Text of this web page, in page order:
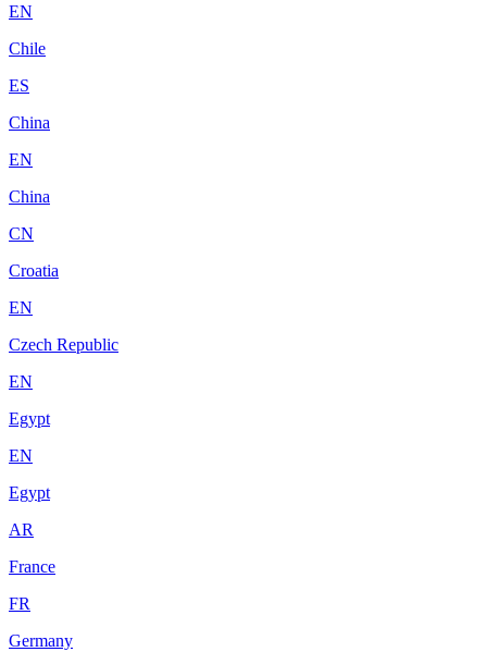
EN
Chile
ES
China
EN
China
CN
Croatia
EN
Czech Republic
EN
Egypt
EN
Egypt
AR
France
FR
Germany